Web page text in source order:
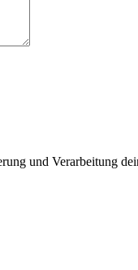
und Verarbeitung